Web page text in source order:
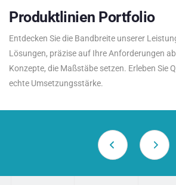
Produktlinien Portfolio
Entdecken Sie die Bandbreite unserer
Lösungen, präzise auf Ihre Anforderungen
Konzepte, die Maßstäbe setzen. Erleben Sie
echte Umsetzungsstärke.